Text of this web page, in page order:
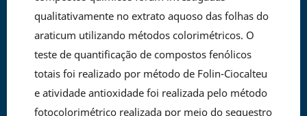
qualitativamente no extrato aquoso das folhas do
araticum utilizando métodos colorimétricos. O
teste de quantificação de compostos fenólicos
totais foi realizado por método de Folin-Ciocalteu
e atividade antioxidade foi realizada pelo método
fotocolorimétrico realizada por meio do sequestro